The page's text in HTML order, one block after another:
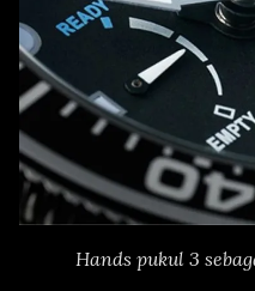
Hands pukul 3